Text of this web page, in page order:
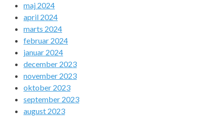
maj 2024
april 2024
marts 2024
februar 2024
januar 2024
december 2023
november 2023
oktober 2023
september 2023
august 2023